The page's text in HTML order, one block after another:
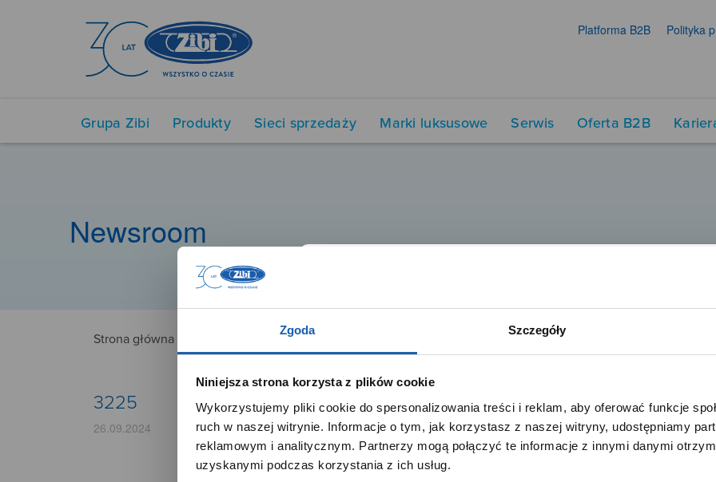
Zgoda Szczegóły
Niniejsza strona korzysta z plików cookie
Wykorzystujemy pliki cookie do spersonalizowania treści i reklam, aby oferować funkcje
ruch w naszej witrynie. Informacje o tym, jak korzystasz z naszej witryny, udostępniamy
reklamowym i analitycznym. Partnerzy mogą połączyć te informacje z innymi danymi
uzyskanymi podczas korzystania z ich usług.
Platforma B2B Polityka
Grupa Zibi Produkty Sieci sprzedaży Marki luksusowe Serwis Oferta B2B
Newsroom
Strona główna
3225
26.09.2024
SZANOWNA UŻYTKOWNICZKO
Używamy plików cookie w celach analitycznych, statystycznych
marketingowych, w tym aby analizować ruch w tej witrynie,
optymalizować jej działanie oraz zapamiętywać Twoje preferencje.